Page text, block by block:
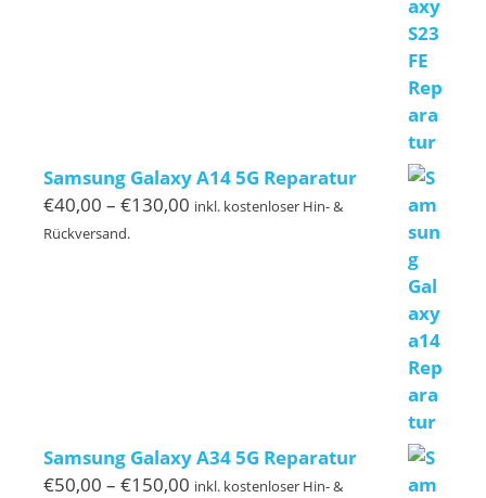
Samsung Galaxy A14 5G Reparatur
€40,00 – €130,00 Preisspanne:
inkl. kostenloser Hin- &
Rückversand.
Samsung Galaxy A34 5G Reparatur
€50,00 – €150,00 Preisspanne:
inkl. kostenloser Hin- &